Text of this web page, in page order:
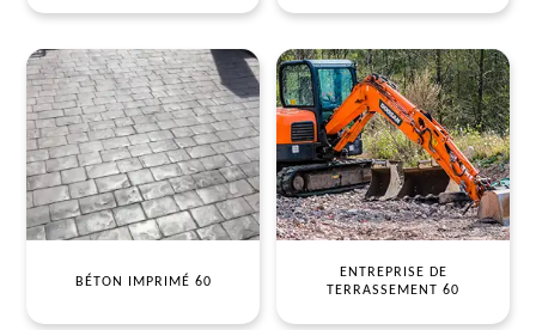
BÉTON IMPRIMÉ 60
ENTREPRISE DE
TERRASSEMENT 60